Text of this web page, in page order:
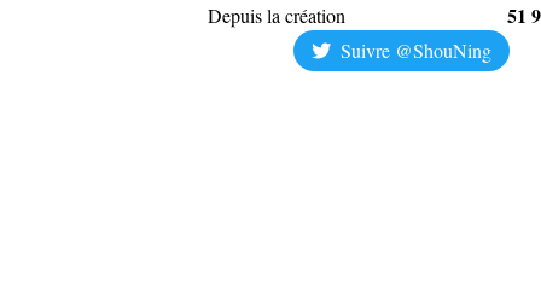
Depuis la création 51
Suivre @ShouNing